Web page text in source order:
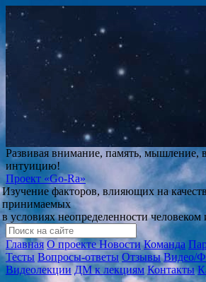
Развивая внимание, память, мышление,
интуицию!
Проект «Go-Ra»
Изучение факторов, влияющих на
принимаемых
в условиях неопределенности
Главная О проектеНовости Команда
Тесты Вопросы-ответы Отзывы Видео/
Видеолекции ДМ к лекциям Контакты